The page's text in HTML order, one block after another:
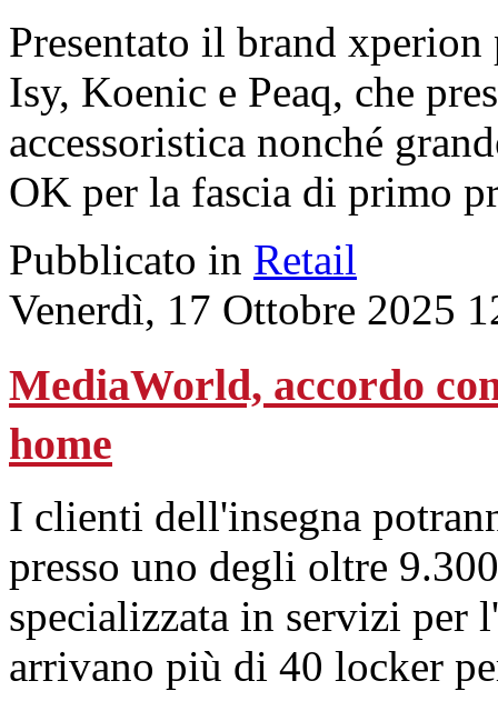
Presentato il brand
Isy, Koenic e Peaq, che
accessoristica nonché
OK per la fascia di primo
Pubblicato in Retail
Venerdì, 17 Ottobre 2025
MediaWorld, accordo
home
I clienti dell'insegna
presso uno degli oltre
specializzata in servizi per
arrivano più di 40 locker